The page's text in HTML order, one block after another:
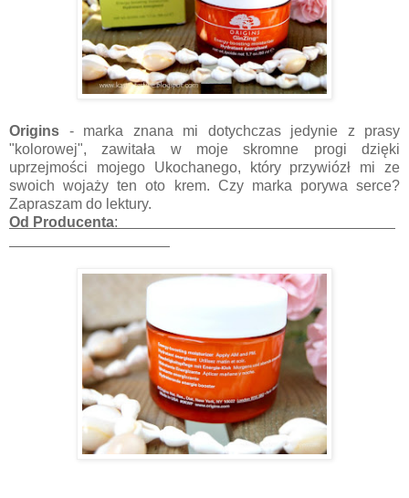
Origins - marka znana mi dotychczas jedynie z prasy
"kolorowej", zawitała w moje skromne progi dzięki
uprzejmości mojego Ukochanego, który przywiózł mi ze
swoich wojaży ten oto krem. Czy marka porywa serce?
Zapraszam do lektury.
Od Producenta: